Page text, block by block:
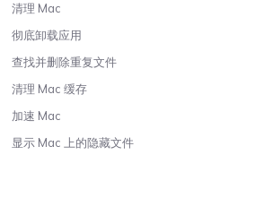
清理 Mac
彻底卸载应用
查找并删除重复文件
清理 Mac 缓存
加速 Mac
显示 Mac 上的隐藏文件